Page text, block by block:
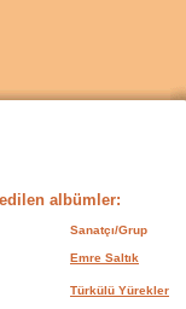
albümler:
Sanatçı/Grup
Emre Saltık
Türkülü Yürekler